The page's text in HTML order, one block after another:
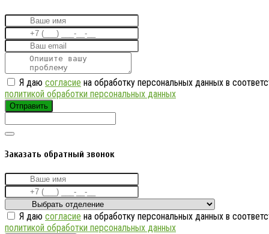
Я даю согласие на обработку персональных данных в
политикой обработки персональных данных
Отправить
Заказать обратный звонок
Я даю согласие на обработку персональных данных в
политикой обработки персональных данных